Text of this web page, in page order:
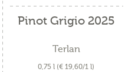
Pinot Grigio 2025
Terlan
0,75 l (€ 19,60/1 l)